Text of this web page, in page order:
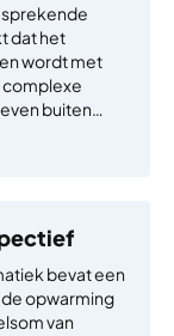
dat het
wordt met
complexe
buiten…
bevat een
opwarming
van